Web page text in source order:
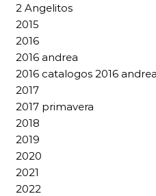
2 Angelitos
2015
2016
2016 andrea
2016 catalogos 2016
2017
2017 primavera
2018
2019
2020
2021
2022